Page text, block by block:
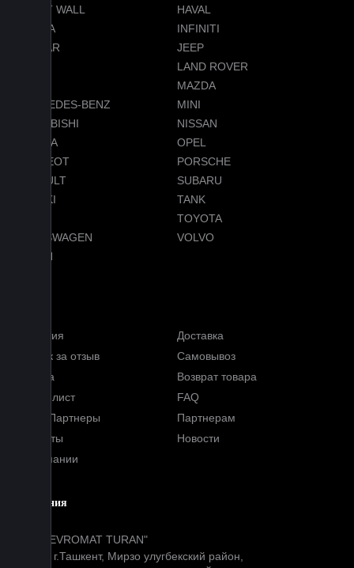
GREAT WALL
HAVAL
HONDA
INFINITI
JAGUAR
JEEP
LAND ROVER
MAZDA
MERCEDES-BENZ
MINI
MITSUBISHI
NISSAN
OMODA
OPEL
PEUGEOT
PORSCHE
RENAULT
SUBARU
SUZUKI
TANK
TOYOTA
VOLKSWAGEN
VOLVO
VOYAH
Гарантия
Доставка
Кэшбэк за отзыв
Самовывоз
Оплата
Возврат товара
Прайс-лист
FAQ
Наши Партнеры
Партнерам
Контакты
Новости
О компании
Компания
ООО "EVROMAT TURAN"
Адрес: г.Ташкент, Мирзо улугбекский район,